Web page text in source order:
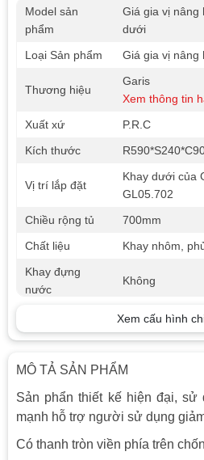
Model sản
phẩm
Giá gia vị nâng
dưới
Loại Sản phẩm
Giá gia vị nâng
Thương hiệu
Garis
Xem thông tin
Xuất xứ
P.R.C
Kích thước
Vị trí lắp đặt
Khay dưới của
GL05.702
Chiều rộng tủ
700mm
Chất liệu
Khay nhôm,
Khay đựng
nước
Không
Tay cầm
Có thể để lọ
Xem cấu hình
MÔ TẢ SẢN PHẨM
Sản phẩn thiết kế hiện đại,
mạnh hỗ trợ người sử dụng
Có thanh tròn viền phía trên